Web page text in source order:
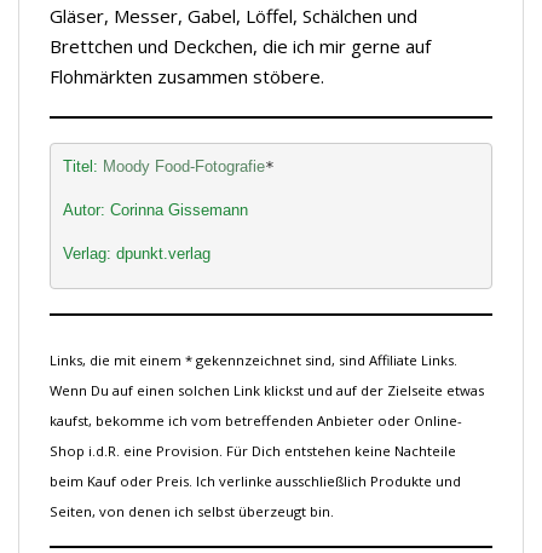
Gläser, Messer, Gabel, Löffel, Schälchen und
Brettchen und Deckchen, die ich mir gerne auf
Flohmärkten zusammen stöbere.
Titel: Moody Food-Fotografie*
Autor: Corinna Gissemann
Verlag: dpunkt.verlag
Links, die mit einem * gekennzeichnet sind, sind Affiliate Links.
Wenn Du auf einen solchen Link klickst und auf der Zielseite etwas
kaufst, bekomme ich vom betreffenden Anbieter oder Online-
Shop i.d.R. eine Provision. Für Dich entstehen keine Nachteile
beim Kauf oder Preis. Ich verlinke ausschließlich Produkte und
Seiten, von denen ich selbst überzeugt bin.